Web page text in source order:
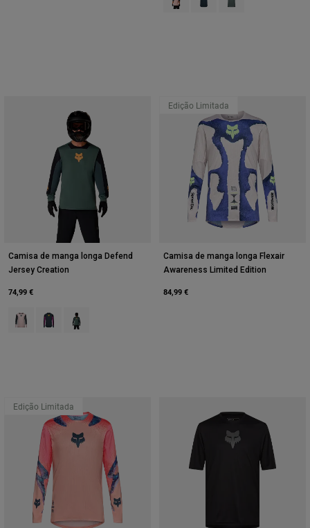
Camisa de manga longa Defend
Jersey Creation
74,99 €
Product swatch type of Cor-de-rosa.
Product swatch type of Galaxy Blue.
Product swatch type of Sábio Verde.
Edição Limitada
Camisa de manga longa Flexair
Awareness Limited Edition
84,99 €
Edição Limitada